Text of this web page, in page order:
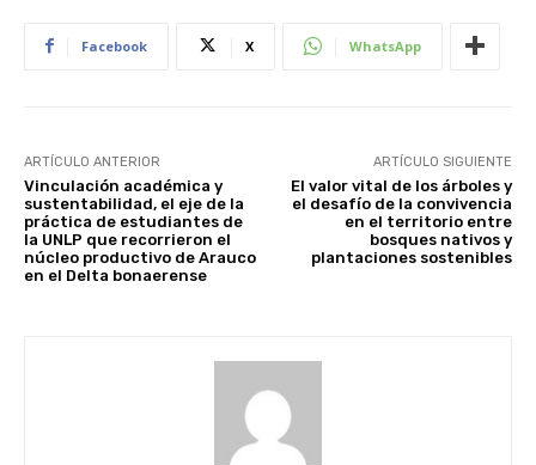
Facebook X WhatsApp
ARTÍCULO ANTERIOR
Vinculación académica y
sustentabilidad, el eje de la
práctica de estudiantes de
la UNLP que recorrieron el
núcleo productivo de Arauco
en el Delta bonaerense
ARTÍCULO SIGUIENTE
El valor vital de los árboles y
el desafío de la convivencia
en el territorio entre
bosques nativos y
plantaciones sostenibles